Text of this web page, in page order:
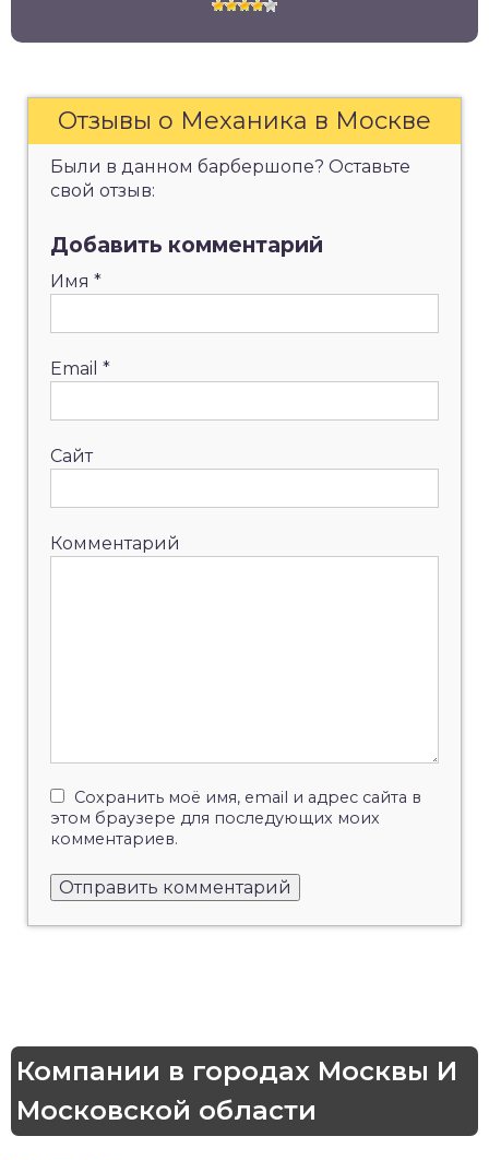
Отзывы о Механика в Москве
Были в данном барбершопе? Оставьте
свой отзыв:
Добавить комментарий
Имя *
Email *
Сайт
Комментарий
Сохранить моё имя, email и адрес сайта в
этом браузере для последующих моих
комментариев.
Компании в городах Москвы И
Московской области